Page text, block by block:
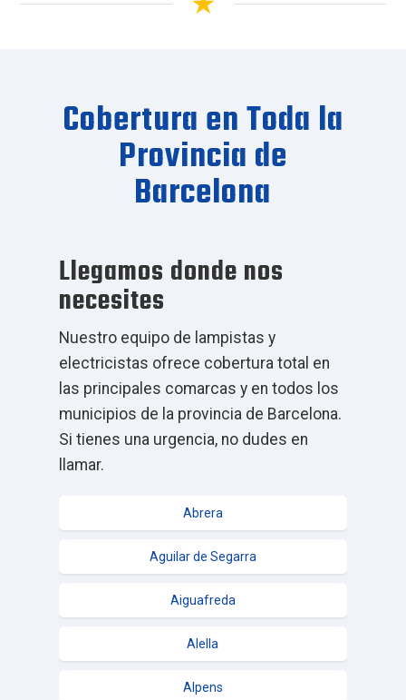
Cobertura en Toda la
Provincia de
Barcelona
Llegamos donde nos
necesites
Nuestro equipo de lampistas y
electricistas ofrece cobertura total en
las principales comarcas y en todos los
municipios de la provincia de Barcelona.
Si tienes una urgencia, no dudes en
llamar.
Abrera
Aguilar de Segarra
Aiguafreda
Alella
Alpens